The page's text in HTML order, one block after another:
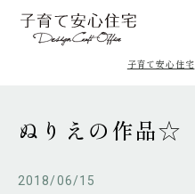
子育て安心住宅
ぬりえの作品☆
2018/06/15